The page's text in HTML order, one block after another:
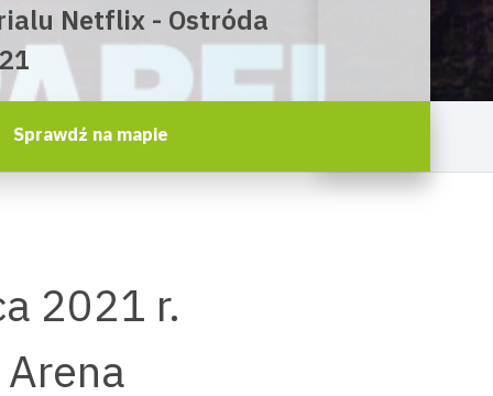
Netflix - Ostróda
Sprawdź na mapie
2021 r.